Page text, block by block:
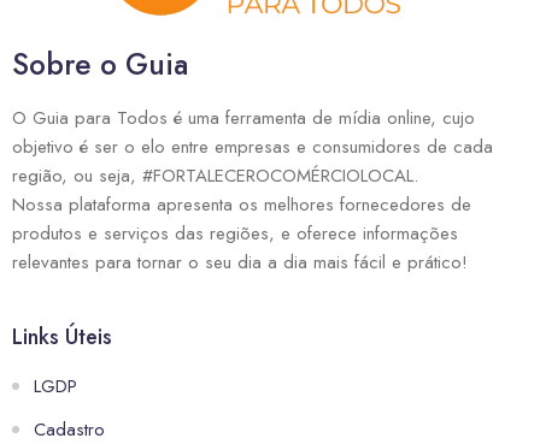
Sobre o Guia
O Guia para Todos é uma ferramenta de mídia online, cujo
objetivo é ser o elo entre empresas e consumidores de cada
região, ou seja, #FORTALECEROCOMÉRCIOLOCAL.
Nossa plataforma apresenta os melhores fornecedores de
produtos e serviços das regiões, e oferece informações
relevantes para tornar o seu dia a dia mais fácil e prático!
Links Úteis
LGDP
Cadastro